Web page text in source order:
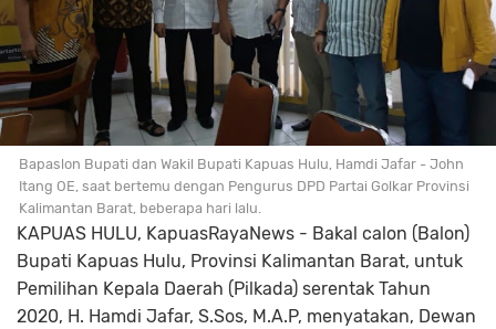
Bapaslon Bupati dan Wakil Bupati Kapuas Hulu, Hamdi Jafar - John
Itang OE, saat bertemu dengan Pengurus DPD Partai Golkar Provinsi
Kalimantan Barat, beberapa hari lalu.
KAPUAS HULU, KapuasRayaNews - Bakal calon (Balon)
Bupati Kapuas Hulu, Provinsi Kalimantan Barat, untuk
Pemilihan Kepala Daerah (Pilkada) serentak Tahun
2020, H. Hamdi Jafar, S.Sos, M.A.P, menyatakan, Dewan